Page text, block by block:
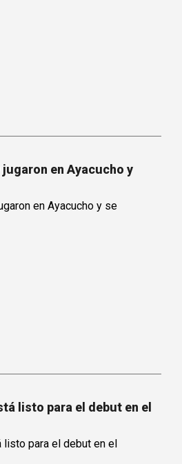
en Ayacucho y
listo para el debut en el